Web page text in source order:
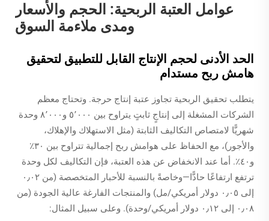
عوامل العتبة الربحية: الحجم والأسعار
ومدى ملاءمة السوق
الحد الأدنى لحجم الإنتاج القابل للتطبيق لتحقيق
هامش ربح مستدام
يتطلب تحقيق الربحية تجاوز عتبة إنتاج حرجة. وتحتاج معظم
الشركات المشغلة إلى إنتاجٍ ثابتٍ يتراوح بين ٥٬٠٠٠ و٨٬٠٠٠ وحدة
شهريًّا لامتصاص التكاليف الثابتة (مثل الاستهلاك والإهلاك،
والأجور)، مع الحفاظ على هوامش ربح إجمالية تتراوح بين ٣٠٪
و٤٠٪. أما عند الانخفاض عن هذه العتبة، فإن التكاليف لكل وحدة
ترتفع ارتفاعًا حادًّا—وخاصةً بالنسبة للأحبار المتخصصة (من ٠٫٠٢
إلى ٠٫٠٥ دولار أمريكي/مل) والمنتجات الفارغة عالية الجودة (من
٠٫٠٨ إلى ٠٫١٢ دولار أمريكي/وحدة). وعلى سبيل المثال: